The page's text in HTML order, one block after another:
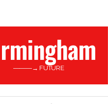
———→ FUTURE